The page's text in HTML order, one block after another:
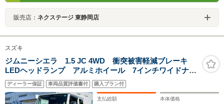
販売店： ネクステージ 東静岡店
スズキ
ジムニーシエラ 1.5 JC 4WD 衝突被害軽減ブレーキ
LEDヘッドランプ アルミホイール 7インチワイドナ
ビ ETC オートエアコン オートライト プッシュ式
スタート ドライブレコーダー
ディーラー保証 車両品質評価書付 購入プラン付
支払総額 本体価格